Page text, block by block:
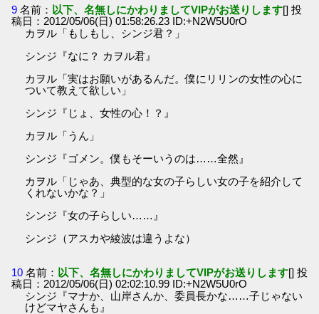
9 名前： 以下、名無しにかわりましてVIPがお送りします[] 投
稿日：2012/05/06(日) 01:58:26.23 ID:+N2W5U0rO
カヲル「もしもし、シンジ君？」
シンジ『なに？ カヲル君』
カヲル「実はお願いがあるんだ。僕にリリンの女性の心に
ついて教えて欲しい」
シンジ『じょ、女性の心！？』
カヲル「うん」
シンジ『ゴメン。僕もそーいうのは……全然』
カヲル「じゃあ、典型的な女の子らしい女の子を紹介して
くれないかな？」
シンジ『女の子らしい……』
シンジ（アスカや綾波は違うよな）
10 名前： 以下、名無しにかわりましてVIPがお送りします[] 投
稿日：2012/05/06(日) 02:02:10.99 ID:+N2W5U0rO
シンジ『マナか、山岸さんか、委員長かな……子じゃない
けどマヤさんも』